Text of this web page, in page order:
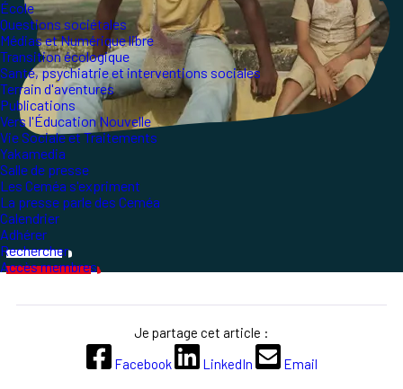
École
Questions sociétales
Médias et Numérique libre
Transition écologique
Santé, psychiatrie et interventions sociales
Terrain d'aventures
Publications
Vers l'Éducation Nouvelle
Vie Sociale et Traitements
Yakamedia
Salle de presse
Les Ceméa s'expriment
La presse parle des Ceméa
Calendrier
Adhérer
Rechercher
Accès membres
Je partage cet article :
Facebook
LinkedIn Email